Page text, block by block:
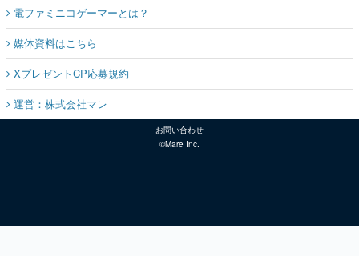
電ファミニコゲーマーとは？
媒体資料はこちら
XプレゼントCP応募規約
運営：株式会社マレ
お問い合わせ
©Mare Inc.